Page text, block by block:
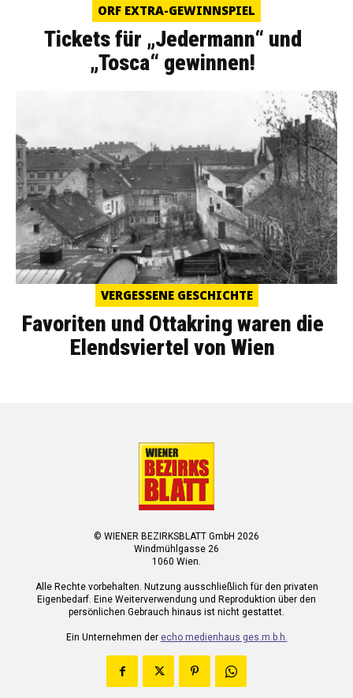
ORF EXTRA-GEWINNSPIEL
Tickets für „Jedermann“ und
„Tosca“ gewinnen!
VERGESSENE GESCHICHTE
Favoriten und Ottakring waren die
Elendsviertel von Wien
© WIENER BEZIRKSBLATT GmbH 2026
Windmühlgasse 26
1060 Wien.
Alle Rechte vorbehalten. Nutzung ausschließlich für den privaten
Eigenbedarf. Eine Weiterverwendung und Reproduktion über den
persönlichen Gebrauch hinaus ist nicht gestattet.
Ein Unternehmen der echo medienhaus ges.m.b.h.